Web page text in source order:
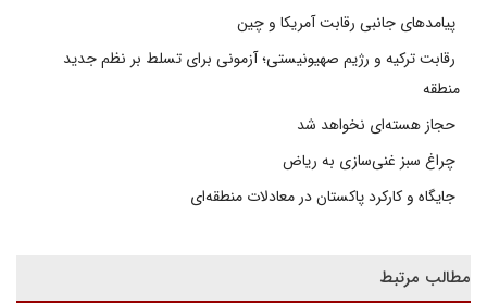
پیامدهای جانبی رقابت آمریکا و چین
رقابت ترکیه و رژیم صهیونیستی؛ آزمونی برای تسلط بر نظم جدید
منطقه
حجاز هسته‌ای نخواهد شد
چراغ سبز غنی‌سازی به ریاض
جایگاه و کارکرد پاکستان در معادلات منطقه‌ای
مطالب مرتبط